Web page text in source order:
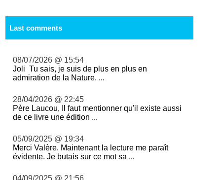
Last comments
08/07/2026 @ 15:54
Joli Tu sais, je suis de plus en plus en
admiration de la Nature. ...
28/04/2026 @ 22:45
Père Laucou, Il faut mentionner qu'il existe aussi
de ce livre une édition ...
05/09/2025 @ 19:34
Merci Valère. Maintenant la lecture me paraît
évidente. Je butais sur ce mot sa ...